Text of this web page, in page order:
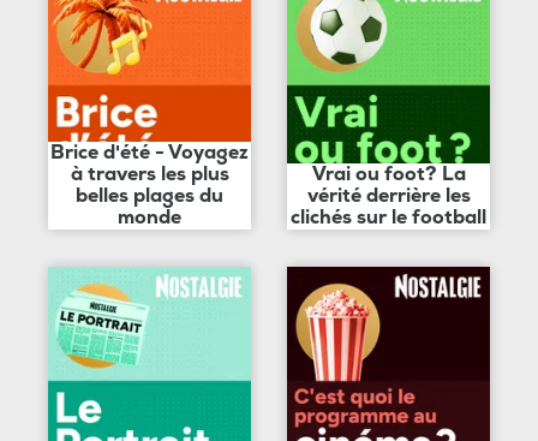
Brice d'été - Voyagez
à travers les plus
belles plages du
monde
Vrai ou foot? La
vérité derrière les
clichés sur le football